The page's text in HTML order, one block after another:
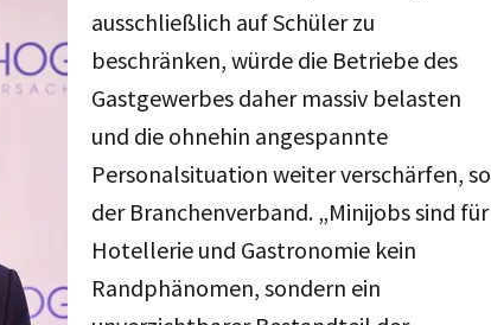
ausschließlich auf Schüler zu
beschränken, würde die Betriebe des
Gastgewerbes daher massiv belasten
und die ohnehin angespannte
Personalsituation weiter verschärfen, so
der Branchenverband. „Minijobs sind für
Hotellerie und Gastronomie kein
Randphänomen, sondern ein